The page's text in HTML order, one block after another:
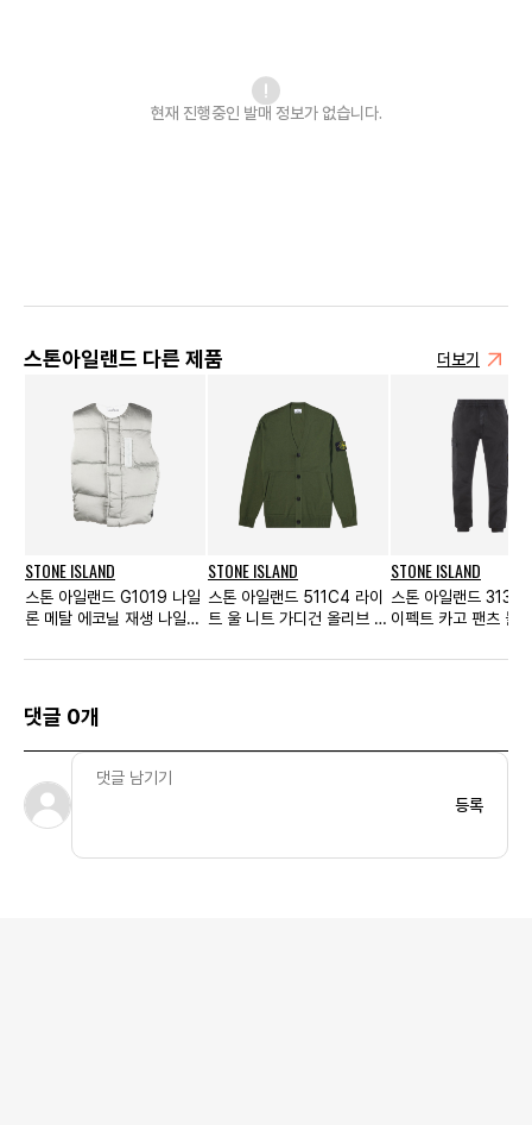
현재 진행중인 발매 정보가 없습니다.
스톤아일랜드 다른 제품 더보기
STONE ISLAND
스톤 아일랜드 G1019 나일
론 메탈 에코닐 재생 나일론
- 22FW
STONE ISLAND
스톤 아일랜드 511C4 라이
트 울 니트 가디건 올리브 그
STONE ISLAND
스톤 아일랜드 313L1
이펙트 카고 팬츠 블
댓글 0개
등록